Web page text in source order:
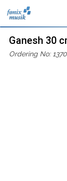
Ganesh 30
Ordering No: